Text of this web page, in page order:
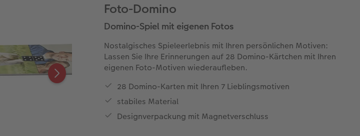
Foto-Domino
Domino-Spiel mit eigenen Fotos
Nostalgisches Spieleerlebnis mit Ihren persönlichen Motiven:
Lassen Sie Ihre Erinnerungen auf 28 Domino-Kärtchen mit Ihren
eigenen Foto-Motiven wiederaufleben.
28 Domino-Karten mit Ihren 7 Lieblingsmotiven
stabiles Material
Designverpackung mit Magnetverschluss